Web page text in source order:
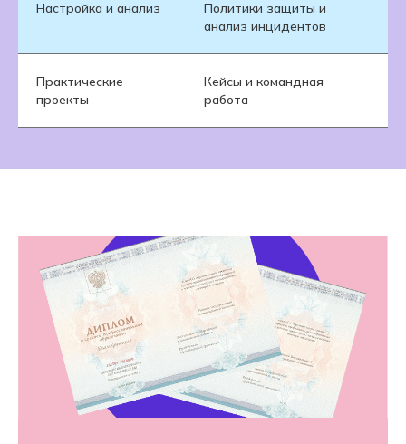
Настройка и анализ
Политики защиты и
анализ инцидентов
Практические
проекты
Кейсы и командная
работа